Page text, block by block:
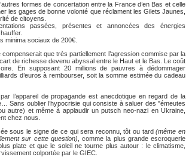
formes de concertation entre la France d’en Bas et celle
les gages de bonne volonté que réclament les Gilets Jaunes,
de citoyens.
passées, présentes et annoncées des énergies
minima sociaux de 200€.
que très partiellement l’agression commise par la
de richesse devenu abyssal entre le Haut et le Bas. Le coût
En supposant 20 millions de pauvres à dédommager
d’euros à rembourser, soit la somme estimée du cadeau
l’appareil de propagande est anecdotique en regard de la
Sans oublier l’hypocrisie qui consiste à saluer des "émeutes
autre) et même à applaudir un putsch neo-nazi en Ukraine,
chez nous.
sous le signe de ce qui sera reconnu, tôt ou tard(même en
sur cette question) , comme la plus grande escroquerie
plate et que le soleil ne tourne plus autour : le climatisme,
colportée par le GIEC.